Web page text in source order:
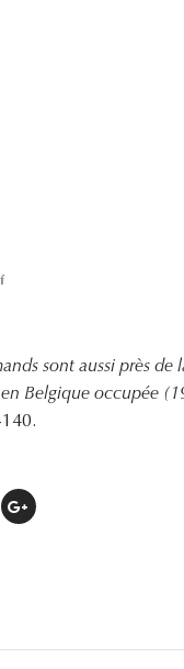
sont aussi près de
Belgique occupée